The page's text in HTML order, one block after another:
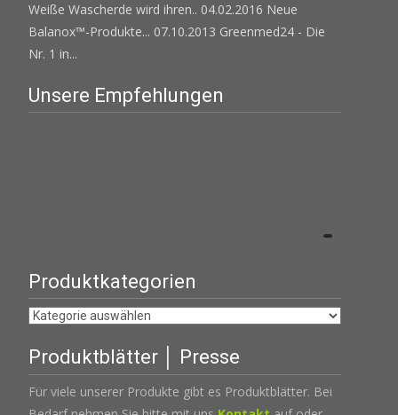
Weiße Wascherde wird ihren.. 04.02.2016 Neue
Balanox™-Produkte... 07.10.2013 Greenmed24 - Die
Nr. 1 in...
Unsere Empfehlungen
Produktkategorien
Produktblätter │ Presse
Für viele unserer Produkte gibt es Produktblätter. Bei